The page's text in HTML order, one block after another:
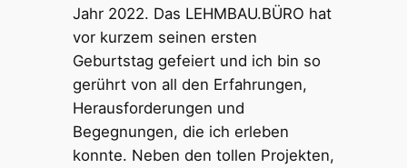
Jahr 2022. Das LEHMBAU.BÜRO hat
vor kurzem seinen ersten
Geburtstag gefeiert und ich bin so
gerührt von all den Erfahrungen,
Herausforderungen und
Begegnungen, die ich erleben
konnte. Neben den tollen Projekten,